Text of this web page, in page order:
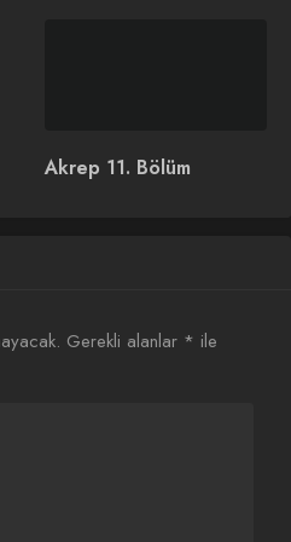
watch?v=PCfn7Gsf4Wg”]
Akrep 11. Bölüm
Gerekli alanlar * ile